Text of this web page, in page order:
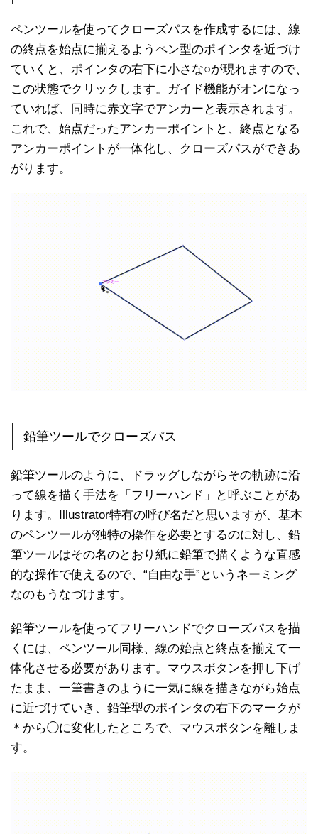
ペンツールを使ってクローズパスを作成するには、線
の終点を始点に揃えるようペン型のポインタを近づけ
ていくと、ポインタの右下に小さな○が現れますので、
この状態でクリックします。ガイド機能がオンになっ
ていれば、同時に赤文字でアンカーと表示されます。
これで、始点だったアンカーポイントと、終点となる
アンカーポイントが一体化し、クローズパスができあ
がります。
鉛筆ツールでクローズパス
鉛筆ツールのように、ドラッグしながらその軌跡に沿
って線を描く手法を「フリーハンド」と呼ぶことがあ
ります。Illustrator特有の呼び名だと思いますが、基本
のペンツールが独特の操作を必要とするのに対し、鉛
筆ツールはその名のとおり紙に鉛筆で描くような直感
的な操作で使えるので、“自由な手”というネーミング
なのもうなづけます。
鉛筆ツールを使ってフリーハンドでクローズパスを描
くには、ペンツール同様、線の始点と終点を揃えて一
体化させる必要があります。マウスボタンを押し下げ
たまま、一筆書きのように一気に線を描きながら始点
に近づけていき、鉛筆型のポインタの右下のマークが
＊から◯に変化したところで、マウスボタンを離しま
す。